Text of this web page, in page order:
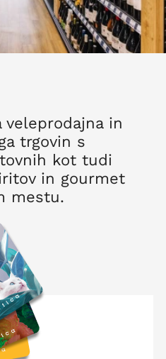
veleprodajna in
trgovin s
kot tudi
in gourmet
mestu.